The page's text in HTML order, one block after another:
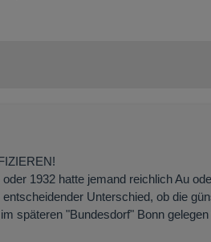
1932 hatte jemand reichlich Au
Unterschied, ob die
späteren "Bundesdorf" Bonn gelegen